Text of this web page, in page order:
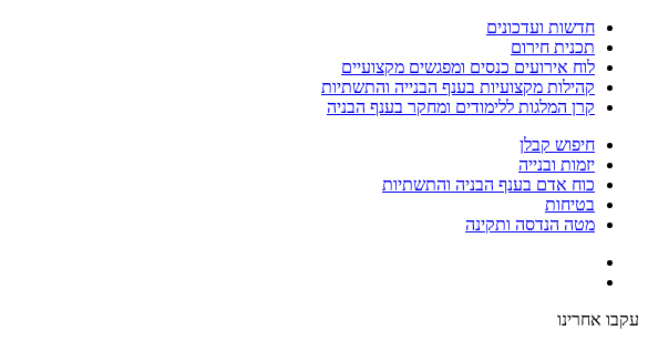
חדשות ועדכונים
תכנית חירום
לוח אירועים כנסים ומפגשים מקצועיים
קהילות מקצועיות בענף הבנייה והתשתיות
קרן המלגות ללימודים ומחקר בענף הבניה
חיפוש קבלן
יזמות ובנייה
כוח אדם בענף הבניה והתשתיות
בטיחות
מטה הנדסה ותקינה
עקבו אחרינו